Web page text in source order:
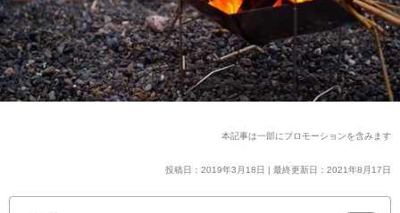
本記事は一部にプロモーションを含みます
投稿日：2019年3月18日 | 最終更新日：2021年8月17日